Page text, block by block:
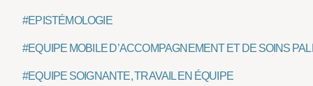
#EPISTÉMOLOGIE
#EQUIPE MOBILE D’ACCOMPAGNEMENT ET DE SOINS
#EQUIPE SOIGNANTE, TRAVAIL EN ÉQUIPE